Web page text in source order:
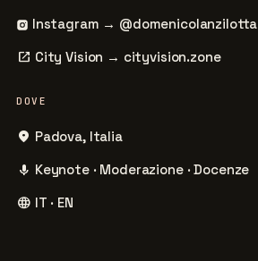
Instagram → @domenicolanzilotta
open_in_new City Vision → cityvision.zone
DOVE
place Padova, Italia
mic Keynote · Moderazione · Docenze
language IT · EN